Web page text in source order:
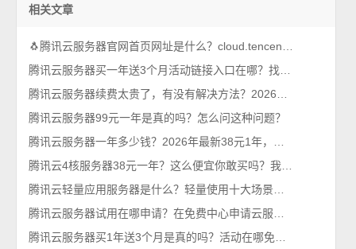
相关文章
腾讯云服务器99元一年是真的吗？怎么问这种问题？